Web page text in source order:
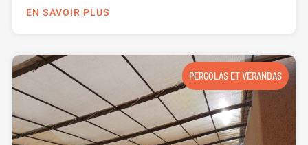
EN SAVOIR PLUS
PERGOLAS ET VÉRANDAS